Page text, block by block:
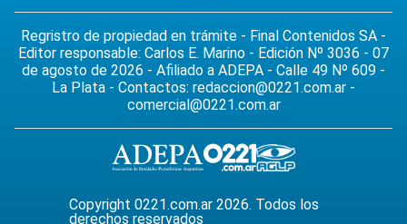
Regristro de propiedad en trámite - Final Contenidos SA -
Editor responsable: Carlos E. Marino - Edición Nº 3036 - 07
de agosto de 2026 - Afiliado a ADEPA - Calle 49 Nº 609 -
La Plata - Contactos: redaccion@0221.com.ar -
comercial@0221.com.ar
Copyright 0221.com.ar 2026. Todos los
derechos reservados